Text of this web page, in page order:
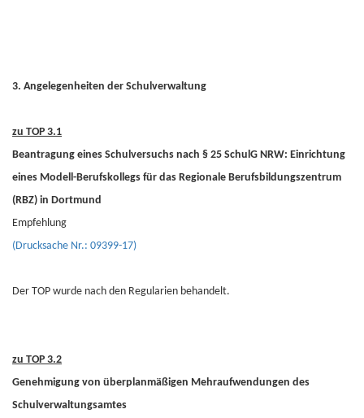
3. Angelegenheiten der Schulverwaltung
zu TOP 3.1
Beantragung eines Schulversuchs nach § 25 SchulG NRW: Einrichtung
eines Modell-Berufskollegs für das Regionale Berufsbildungszentrum
(RBZ) in Dortmund
Empfehlung
(Drucksache Nr.: 09399-17)
Der TOP wurde nach den Regularien behandelt.
zu TOP 3.2
Genehmigung von überplanmäßigen Mehraufwendungen des
Schulverwaltungsamtes